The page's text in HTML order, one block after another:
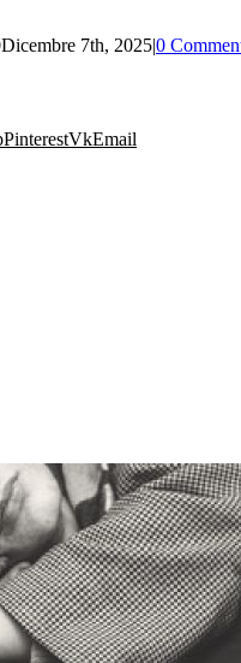
Dicembre 7th, 2025|0
PinterestVkEmail